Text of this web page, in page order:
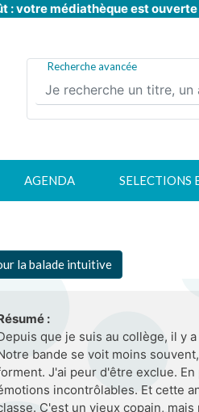
Aller
principal
: votre médiathèque est ouverte
Recherche avancée
AGENDA SELECTIONS
la balade intuitive
:
que je suis au collège, il y
bande se voit moins
J'ai peur d'être exclue.
incontrôlables. Et cette
C'est un vieux copain,